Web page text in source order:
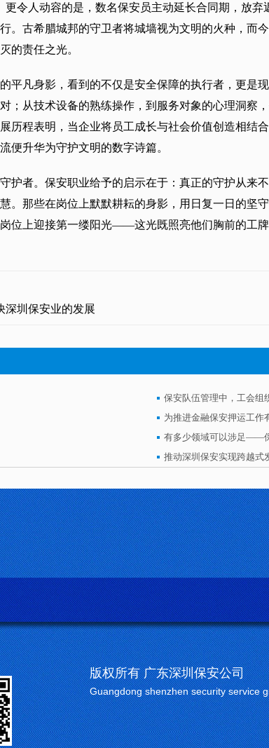
更令人动容的是，数名保安员主动延长合同期，放
。古希腊城邦的守卫者将城墙视为文明的火种，而
的责任之光。
平凡身影，看到的不仅是安全保障的执行者，更是
；从技术设备的熟练操作，到服务对象的心理洞察
历程表明，当企业将员工成长与社会价值创造相结
便升华为守护文明的数字诗篇。
护者。保安职业给予的启示在于：真正的守护从来
。那些在岗位上默默耕耘的身影，用日复一日的坚
位上迎接第一缕阳光——这光既照亮他们胸前的工
深圳保安业的发展
保安队伍管理中，工会组
为推进金融保安押运工作
有多少领域可以涉足——
推动深圳保安实现跨越式
版权所有 广东深圳保安公司
Guangdong shenzhen security service